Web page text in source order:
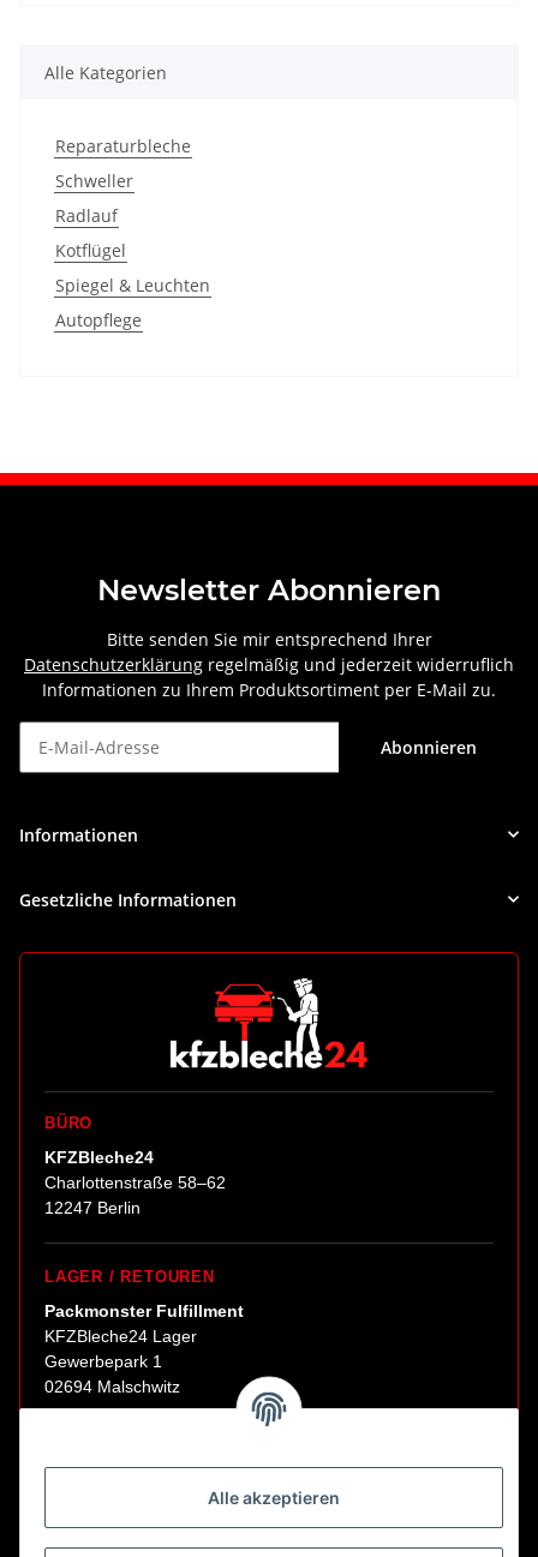
Alle akzeptieren
Alle Kategorien
Reparaturbleche
Schweller
Radlauf
Kotflügel
Spiegel & Leuchten
Autopflege
Newsletter Abonnieren
Bitte senden Sie mir entsprechend Ihrer
Datenschutzerklärung regelmäßig und jederzeit widerruflich
Informationen zu Ihrem Produktsortiment per E-Mail zu.
Abonnieren
Informationen
Gesetzliche Informationen
BÜRO
KFZBleche24
Charlottenstraße 58–62
12247 Berlin
LAGER / RETOUREN
Packmonster Fulfillment
KFZBleche24 Lager
Gewerbepark 1
02694 Malschwitz
Abholungen nur nach Terminvereinbarung.
E-Mail:sales@kfzbleche24.de